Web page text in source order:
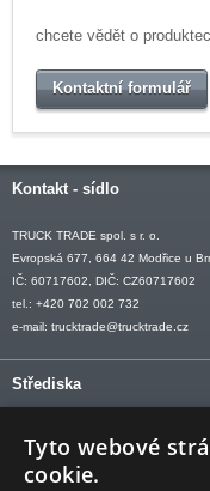
chcete vědět o
Kontaktní formulář
Kontakt - sídlo
TRUCK TRADE spol. s r. o.
Evropská 677, 664 42 Modřice u
IČ: 60717602, DIČ: CZ60717602
tel.: +420 702 002 732
e-mail: trucktrade@trucktrade.cz
Střediska
OSTRAVA tel: +420 602 547 882
OTROKOVICE tel: +420 577 110
Tyto webové
cookie.